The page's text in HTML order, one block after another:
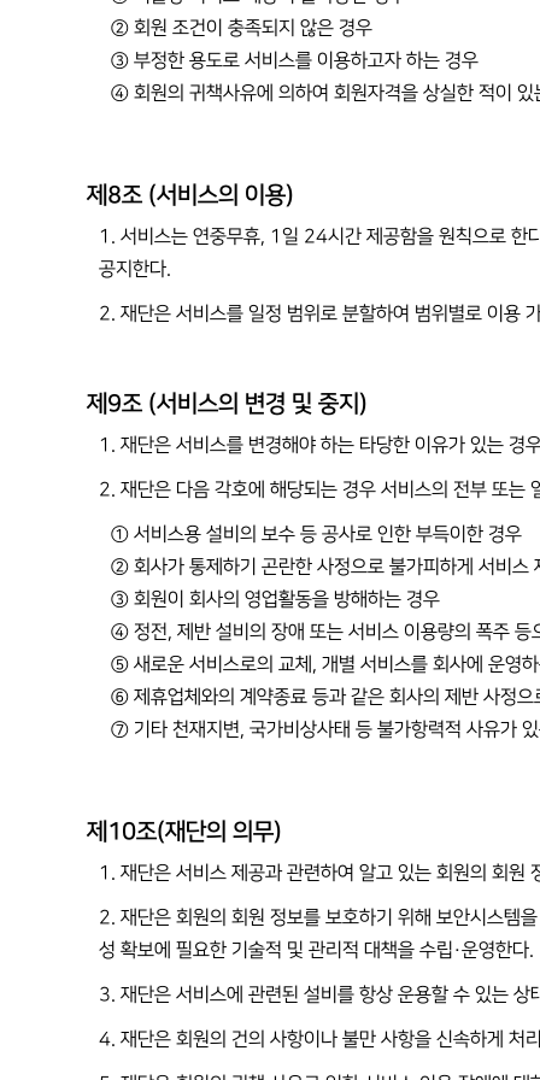
② 회원 조건이 충족되지 않은 경우
③ 부정한 용도로 서비스를 이용하고자 하는 경우
④ 회원의 귀책사유에 의하여 회원자격을 상실한 적이 있
제8조 (서비스의 이용)
1. 서비스는 연중무휴, 1일 24시간 제공함을 원칙으로 한
공지한다.
2. 재단은 서비스를 일정 범위로 분할하여 범위별로 이용
제9조 (서비스의 변경 및 중지)
1. 재단은 서비스를 변경해야 하는 타당한 이유가 있는 경
2. 재단은 다음 각호에 해당되는 경우 서비스의 전부 또는
① 서비스용 설비의 보수 등 공사로 인한 부득이한 경우
② 회사가 통제하기 곤란한 사정으로 불가피하게 서비스
③ 회원이 회사의 영업활동을 방해하는 경우
④ 정전, 제반 설비의 장애 또는 서비스 이용량의 폭주 등
⑤ 새로운 서비스로의 교체, 개별 서비스를 회사에 운영
⑥ 제휴업체와의 계약종료 등과 같은 회사의 제반 사정
⑦ 기타 천재지변, 국가비상사태 등 불가항력적 사유가
제10조(재단의 의무)
1. 재단은 서비스 제공과 관련하여 알고 있는 회원의 회원
2. 재단은 회원의 회원 정보를 보호하기 위해 보안시스템
성 확보에 필요한 기술적 및 관리적 대책을 수립·운영한다.
3. 재단은 서비스에 관련된 설비를 항상 운용할 수 있는
4. 재단은 회원의 건의 사항이나 불만 사항을 신속하게 처